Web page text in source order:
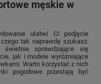
męskie w
ułatwi Ci podjęcie
tak naprawdę szukasz.
świetnie sprawdzające się
jak i modele wyróżniające
Warto korzystać z nich
pogodowe przestają być